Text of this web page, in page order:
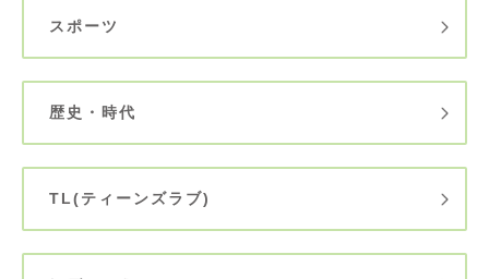
スポーツ
歴史・時代
TL(ティーンズラブ)